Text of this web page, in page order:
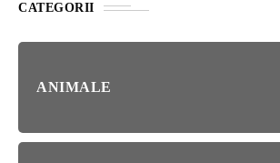
CATEGORII
ANIMALE